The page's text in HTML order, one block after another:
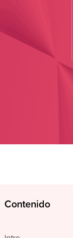
Contenido